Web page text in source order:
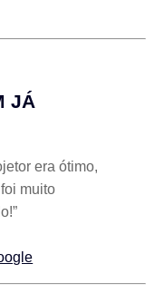
JÁ
era ótimo,
muito